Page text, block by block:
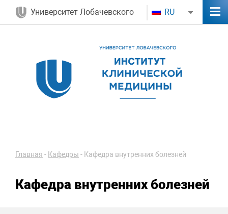
Университет Лобачевского RU
Главная - Кафедры - Кафедра внутренних болезней
Кафедра внутренних болезней